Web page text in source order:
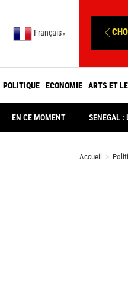
Français ▼
POLITIQUE ECONOMIE ARTS ET
EN CE MOMENT SENEGAL :
Accueil >